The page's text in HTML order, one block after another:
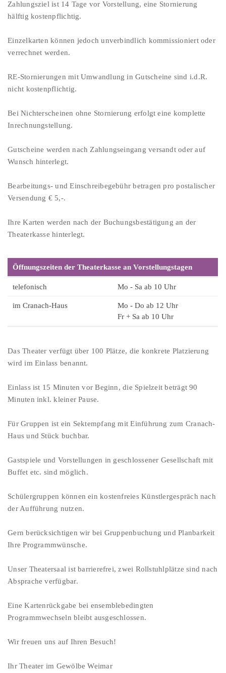
Zahlungsziel ist 14 Tage vor Vorstellung, eine Stornierung
hälftig kostenpflichtig.
Einzelkarten können jedoch unverbindlich kommissioniert oder
verrechnet werden.
RE-Stornierungen mit Umwandlung in Gutscheine sind i.d.R.
nicht kostenpflichtig.
Bei Nichterscheinen ohne Stornierung erfolgt eine komplette
Inrechnungstellung.
Gutscheine werden nach Zahlungseingang versandt oder auf
Wunsch hinterlegt.
Bearbeitungs- und Einschreibegebühr betragen pro postalischer
Versendung € 5,-.
Ihre Karten werden nach der Buchungsbestätigung an der
Theaterkasse hinterlegt.
Öffnungszeiten der Theaterkasse an Vorstellungstagen
telefonisch Mo - Sa ab 10 Uhr
im Cranach-Haus
Mo - Do ab 12 Uhr
Fr + Sa ab 10 Uhr
Das Theater verfügt über 100 Plätze, die konkrete Platzierung
wird im Einlass benannt.
Einlass ist 15 Minuten vor Beginn, die Spielzeit beträgt 90
Minuten inkl. kleiner Pause.
Für Gruppen ist ein Sektempfang mit Einführung zum Cranach-
Haus und Stück buchbar.
Gastspiele und Vorstellungen in geschlossener Gesellschaft mit
Buffet etc. sind möglich.
Schülergruppen können ein kostenfreies Künstlergespräch nach
der Aufführung nutzen.
Gern berücksichtigen wir bei Gruppenbuchung und Planbarkeit
Ihre Programmwünsche.
Unser Theatersaal ist barrierefrei, zwei Rollstuhlplätze sind nach
Absprache verfügbar.
Eine Kartenrückgabe bei ensemblebedingten
Programmwechseln bleibt ausgeschlossen.
Wir freuen uns auf Ihren Besuch!
Ihr Theater im Gewölbe Weimar